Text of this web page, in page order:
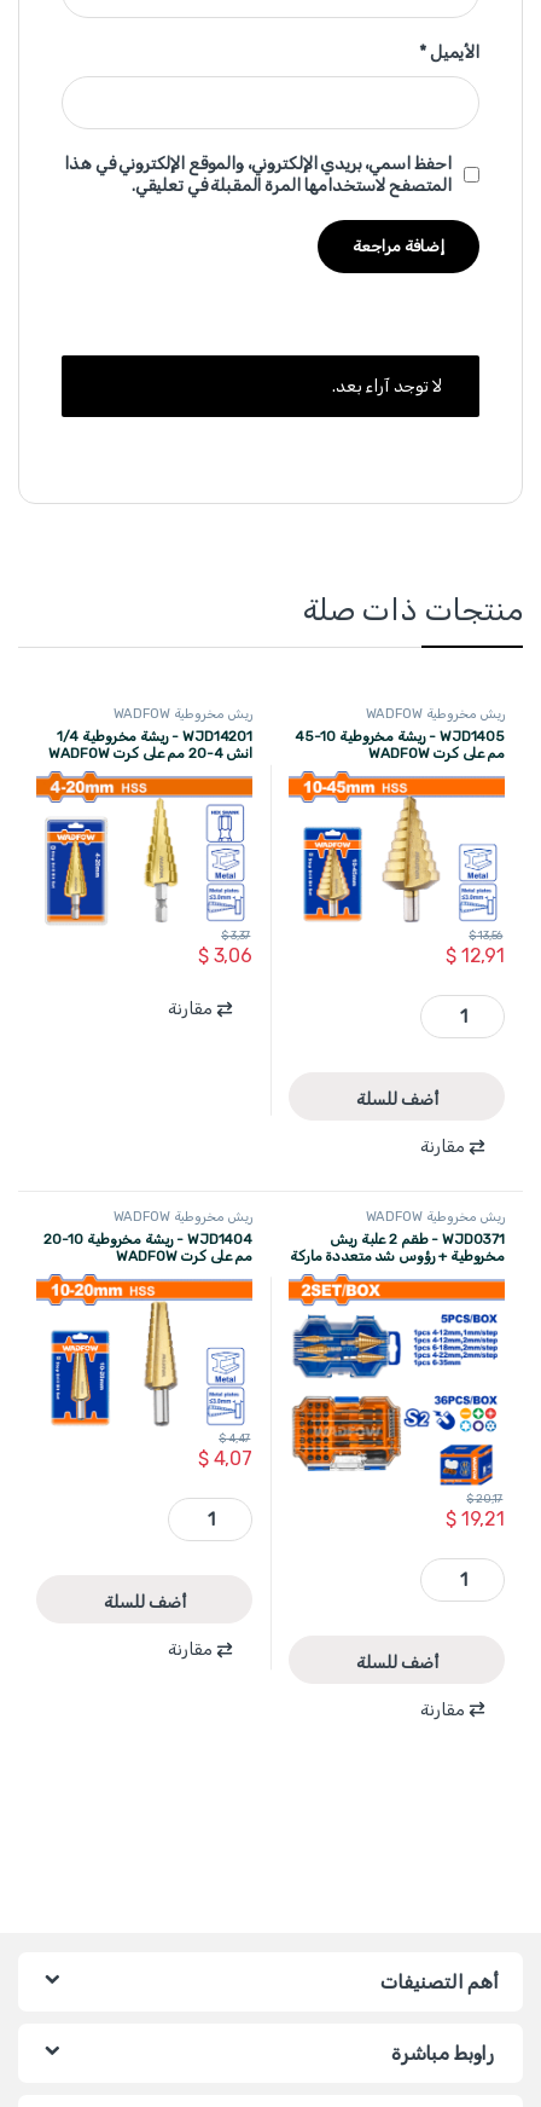
الأيميل*
احفظ اسمي، بريدي الإلكتروني، والموقع الإلكتروني في هذا
المتصفح لاستخدامها المرة المقبلة في تعليقي.
لا توجد آراء بعد.
منتجات ذات صلة
ريش مخروطية WADFOW
WJD1405 - ريشة مخروطية 10-45
مم على كرت WADFOW
$12,91
$13,56
WJD1405 - ريشة مخروطية 10-45 مم على كرت WADFOW quantity
أضف للسلة
مقارنة
ريش مخروطية WADFOW
WJD14201 - ريشة مخروطية 1/4
انش 4-20 مم على كرت WADFOW
$3,06
$3,37
مقارنة
ريش مخروطية WADFOW
WJD0371 - طقم 2 علبة ريش
مخروطية + رؤوس شد متعددة ماركة
$19,21
$20,17
WJD0371 - طقم 2 علبة ريش مخروطية + رؤوس شد متعددة ماركة WADFOW quantity
أضف للسلة
مقارنة
ريش مخروطية WADFOW
WJD1404 - ريشة مخروطية 10-20
مم على كرت WADFOW
$4,07
$4,47
WJD1404 - ريشة مخروطية 10-20 مم على كرت WADFOW quantity
أضف للسلة
مقارنة
أهم التصنيفات
راوبط مباشرة